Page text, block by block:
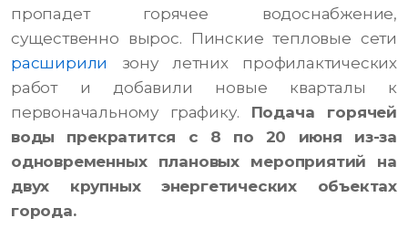
пропадет горячее водоснабжение,
существенно вырос. Пинские тепловые сети
расширили
зону летних профилактических
работ и добавили новые кварталы к
первоначальному графику. Подача горячей
воды прекратится с 8 по 20 июня из-за
одновременных плановых мероприятий на
двух крупных энергетических объектах
города.